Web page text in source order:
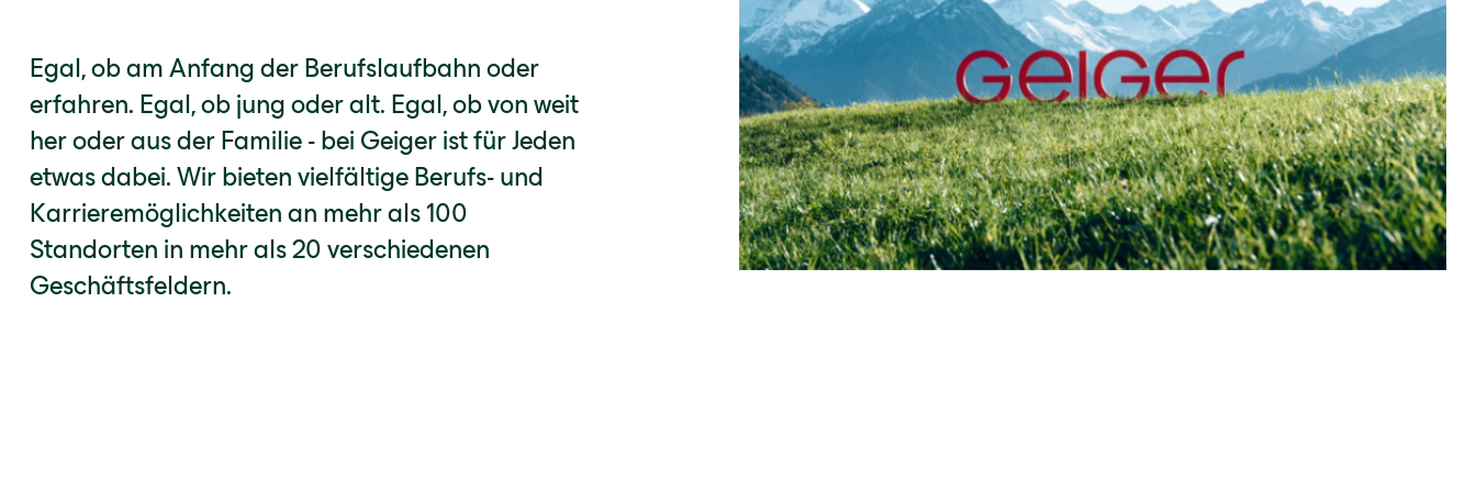
Egal, ob am Anfang der Berufslaufbahn oder
erfahren. Egal, ob jung oder alt. Egal, ob von weit
her oder aus der Familie - bei Geiger ist für Jeden
etwas dabei. Wir bieten vielfältige Berufs- und
Karrieremöglichkeiten an mehr als 100
Standorten in mehr als 20 verschiedenen
Geschäftsfeldern.